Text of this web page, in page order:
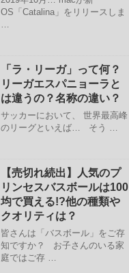
OS「Catalina」をリリースしま
…
「ラ・リーガ」って何？
リーガエスパニョーラと
は違うの？名称の違い？
サッカーにおいて、 世界最高峰
のリーグといえば… そう …
【売切れ続出】人気のプ
リンセスバスボールは100
均で買える!?他の種類や
クオリティは？
皆さんは「バスボール」をご存
知ですか？ お子さんのいる家
庭ではご存 …